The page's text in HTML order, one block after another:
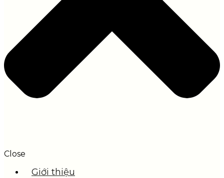
Close
Giới thiệu